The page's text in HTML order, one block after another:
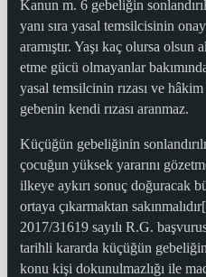
Kanun m. 6 gebeliğin
yanı sıra yasal temsilcisinin
aramıştır. Yaşı kaç olursa
etme gücü olmayanlar
yasal temsilcinin rızası ve hâkim
gebenin kendi rızası aranmaz.
Küçüğün gebeliğinin
çocuğun yüksek yararını
ilkeye aykırı sonuç doğuracak
ortaya çıkarmaktan
2017/31619 sayılı R.G.
tarihli kararda küçüğün
konu kişi dokunulmazlığı ile